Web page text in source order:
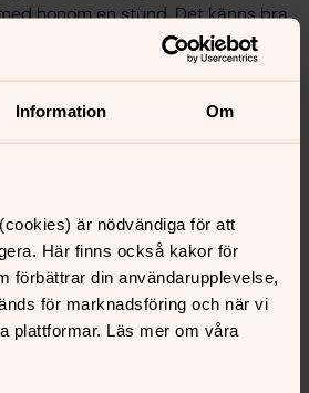
Information Om
är nödvändiga för att
Här finns också kakor för
förbättrar din användarupplevelse,
för marknadsföring och när vi
plattformar. Läs mer om våra
honom en stund. Det känns bra
med lärjungarna runt om sig.
många tavlor med kristna motiv
tycker jag. Man får inte glömma
men skyddad av Gud, säger Ulf
Fredérick Lindström